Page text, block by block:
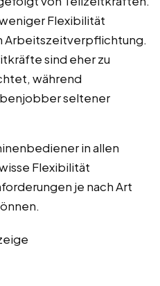
Flexibilität
Arbeitszeitverpflichtung.
sind eher zu
während
seltener
in allen
Flexibilität
je nach Art